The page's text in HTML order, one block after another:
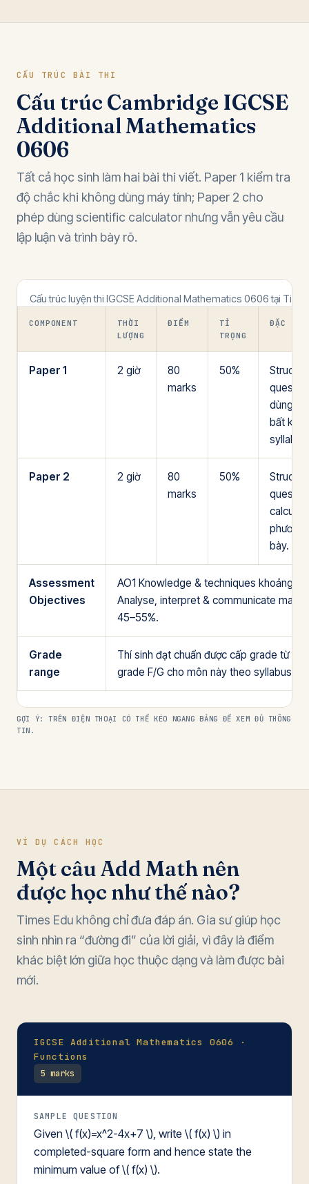
CẤU TRÚC BÀI THI
Cấu trúc Cambridge IGCSE
Additional Mathematics
0606
Tất cả học sinh làm hai bài thi viết. Paper 1 kiểm tra
độ chắc khi không dùng máy tính; Paper 2 cho
phép dùng scientific calculator nhưng vẫn yêu cầu
lập luận và trình bày rõ.
Cấu trúc luyện thi IGCSE Additional Mathematics 0606 tại
COMPONENT
THỜI
LƯỢNG
ĐIỂM
TỈ
TRỌNG
ĐẶC
Paper 1 2 giờ
80
marks
50%
dùng
bất kỳ
Paper 2 2 giờ
80
marks
50%
phương
bày.
Assessment
Objectives
AO1 Knowledge & techniques khoảng
Analyse, interpret & communicate
45–55%.
Grade
range
Thí sinh đạt chuẩn được cấp grade từ A*
grade F/G cho môn này theo syllabus
GỢI Ý: TRÊN ĐIỆN THOẠI CÓ THỂ KÉO NGANG BẢNG ĐỂ XEM ĐỦ THÔNG
TIN.
VÍ DỤ CÁCH HỌC
Một câu Add Math nên
được học như thế nào?
Times Edu không chỉ đưa đáp án. Gia sư giúp học
sinh nhìn ra “đường đi” của lời giải, vì đây là điểm
khác biệt lớn giữa học thuộc dạng và làm được bài
mới.
IGCSE Additional Mathematics 0606 ·
Functions
5 marks
SAMPLE QUESTION
Given \( f(x)=x^2-4x+7 \), write \( f(x) \) in
completed-square form and hence state the
minimum value of \( f(x) \).